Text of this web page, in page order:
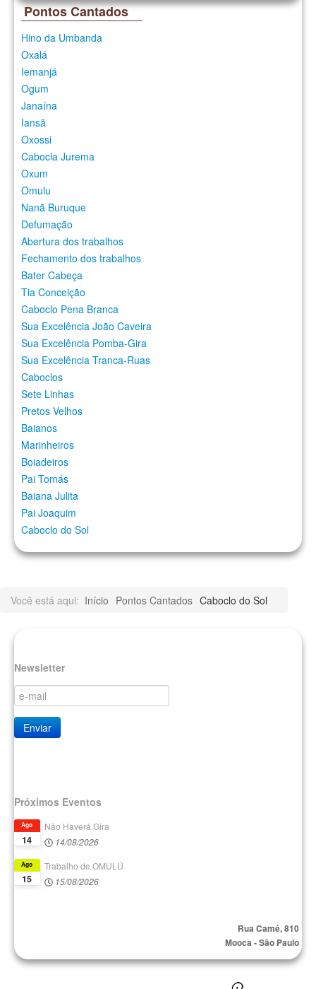
Pontos Cantados
Hino da Umbanda
Oxalá
Iemanjá
Ogum
Janaína
Iansã
Oxossi
Cabocla Jurema
Oxum
Omulu
Nanã Buruque
Defumação
Abertura dos trabalhos
Fechamento dos trabalhos
Bater Cabeça
Tia Conceição
Caboclo Pena Branca
Sua Excelência João Caveira
Sua Excelência Pomba-Gira
Sua Excelência Tranca-Ruas
Caboclos
Sete Linhas
Pretos Velhos
Baianos
Marinheiros
Boiadeiros
Pai Tomás
Baiana Julita
Pai Joaquim
Caboclo do Sol
Você está aqui: Início Pontos Cantados Caboclo do Sol
Newsletter
Próximos Eventos
14
Ago
Não Haverá Gira
14/08/2026
15
Ago
Trabalho de OMULÚ
15/08/2026
Rua Camé, 810
Mooca - São Paulo